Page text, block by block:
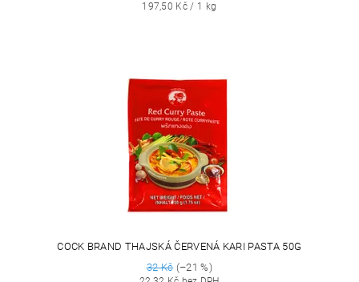
197,50 Kč / 1 kg
COCK BRAND THAJSKÁ ČERVENÁ KARI PASTA 50G
32 Kč(–21 %)